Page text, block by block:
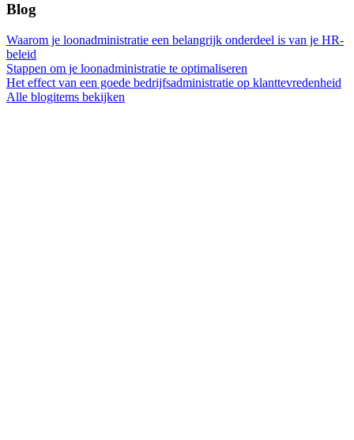
Blog
Waarom je loonadministratie een belangrijk onderdeel is van je HR-
beleid
Stappen om je loonadministratie te optimaliseren
Het effect van een goede bedrijfsadministratie op klanttevredenheid
Alle blogitems bekijken